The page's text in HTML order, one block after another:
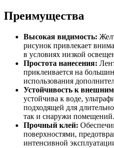
Преимущества
Высокая видимость:
рисунок привлекает
в условиях низкой
Простота нанесения:
приклеивается на
использования
Устойчивость к
устойчива к воде,
подходящей для
так и снаружи помещений.
Прочный клей:
поверхностями,
интенсивной